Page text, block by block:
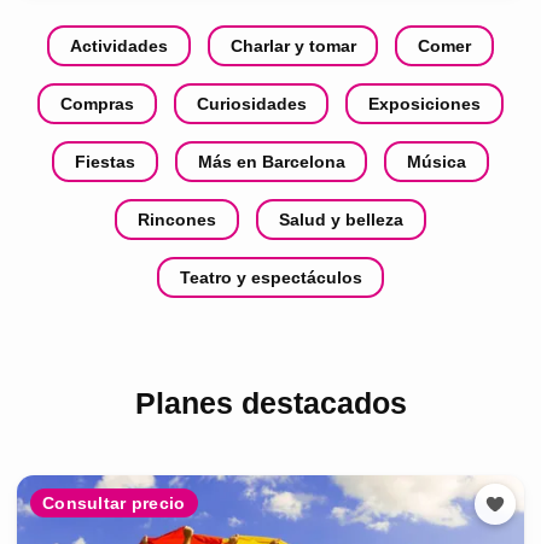
Actividades Charlar y tomar Comer
Compras Curiosidades Exposiciones
Fiestas Más en Barcelona Música
Rincones Salud y belleza
Teatro y espectáculos
Planes destacados
Consultar precio